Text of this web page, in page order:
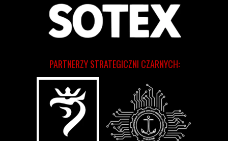
PARTNERZY STRATEGICZNI CZARNYCH: